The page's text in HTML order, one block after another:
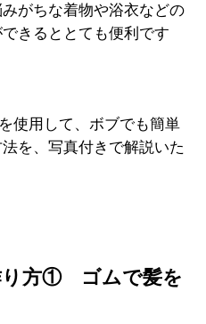
がちな着物や浴衣などの
きるととても便利です
を使用して、ボブでも簡単
を、写真付きで解説いた
り方① ゴムで髪を